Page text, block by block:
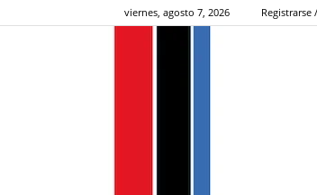
viernes, agosto 7, 2026 Registrarse